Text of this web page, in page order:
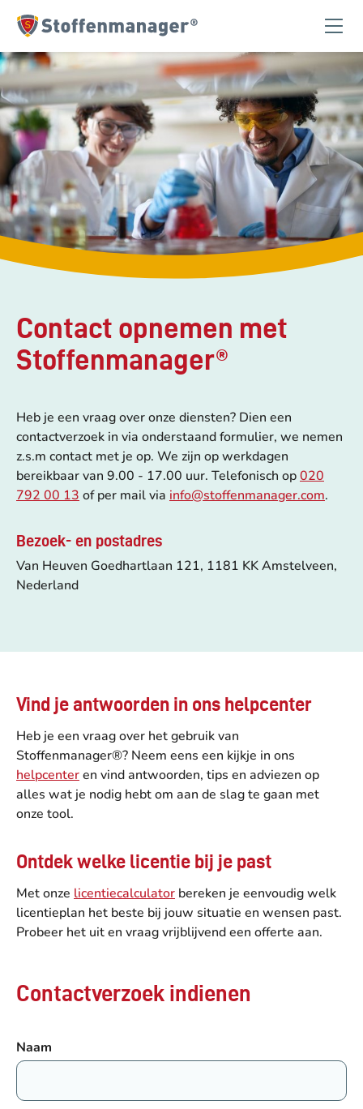
Homepagina
Contact opnemen met
Stoffenmanager®
Heb je een vraag over onze diensten? Dien een
contactverzoek in via onderstaand formulier, we nemen
z.s.m contact met je op. We zijn op werkdagen
bereikbaar van 9.00 - 17.00 uur. Telefonisch op020
792 00 13 of per mail via info@stoffenmanager.com.
Bezoek- en postadres
Van Heuven Goedhartlaan 121, 1181 KK Amstelveen,
Nederland
Vind je antwoorden in ons helpcenter
Heb je een vraag over het gebruik van
Stoffenmanager®? Neem eens een kijkje in ons
helpcenteren vind antwoorden, tips en adviezen op
alles wat je nodig hebt om aan de slag te gaan met
onze tool.
Ontdek welke licentie bij je past
Met onze licentiecalculator bereken je eenvoudig welk
licentieplan het beste bij jouw situatie en wensen past.
Probeer het uit en vraag vrijblijvend een offerte aan.
Contactverzoek indienen
Naam